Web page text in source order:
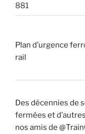
881
Plan d’urgence
rail
Des décennies de
fermées et
nos amis de